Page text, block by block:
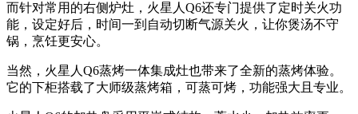
而针对常用的右侧炉灶，火星人Q6还专门提供了定时关火功
能，设定好后，时间一到自动切断气源关火，让你煲汤不守
锅，烹饪更安心。
当然，火星人Q6蒸烤一体集成灶也带来了全新的蒸烤体验。
它的下柜搭载了大师级蒸烤箱，可蒸可烤，功能强大且专业。